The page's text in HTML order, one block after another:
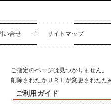
い合せ サイトマップ
ご指定のページは見つかりません。
削除されたかＵＲＬが変更されたた
ご利用ガイド